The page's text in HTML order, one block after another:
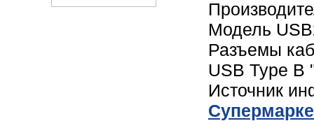
Модель
Разъемы
USB Type B
Источник